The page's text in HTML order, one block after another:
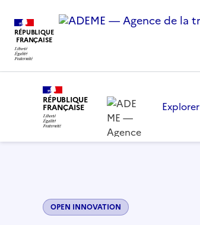
RÉPUBLIQUE
FRANÇAISE
Innover pour la transition écologique
RÉPUBLIQUE
FRANÇAISE Explorer
OPEN INNOVATION